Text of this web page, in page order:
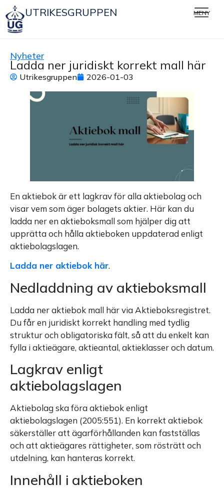
UTRIKESGRUPPEN MENY
Nyheter
Ladda ner juridiskt korrekt mall här
Utrikesgruppen 2026-01-03
En aktiebok är ett lagkrav för alla aktiebolag och
visar vem som äger bolagets aktier. Här kan du
ladda ner en aktieboksmall som hjälper dig att
upprätta och hålla aktieboken uppdaterad enligt
aktiebolagslagen.
Ladda ner aktiebok här.
Nedladdning av aktieboksmall
Ladda ner aktiebok mall här via Aktieboksregistret.
Du får en juridiskt korrekt handling med tydlig
struktur och obligatoriska fält, så att du enkelt kan
fylla i aktieägare, aktieantal, aktieklasser och datum.
Lagkrav enligt
aktiebolagslagen
Aktiebolag ska föra aktiebok enligt
aktiebolagslagen (2005:551). En korrekt aktiebok
säkerställer att ägarförhållanden kan fastställas
och att aktieägares rättigheter, som rösträtt och
utdelning, kan hanteras korrekt.
Innehåll i aktieboken